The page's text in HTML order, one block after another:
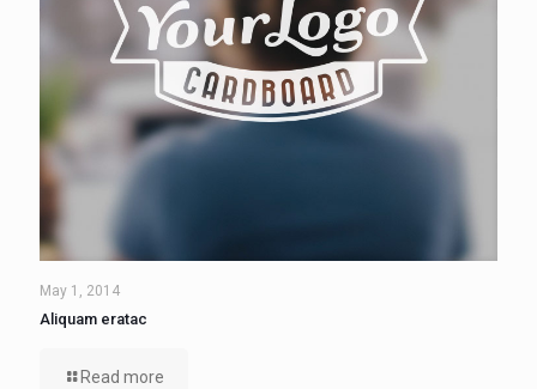
May 1, 2014
Aliquam eratac
Read more